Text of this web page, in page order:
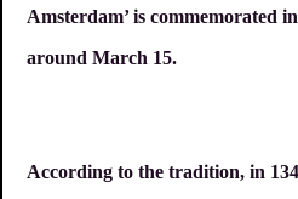
Amsterdam’ is commemorated
around March 15.
According to the tradition, in